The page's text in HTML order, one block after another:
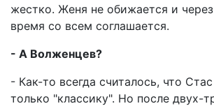
жестко. Женя не обижается и
время со всем соглашается.
- А Волженцев?
- Как-то всегда считалось, что
только "классику". Но после двух-